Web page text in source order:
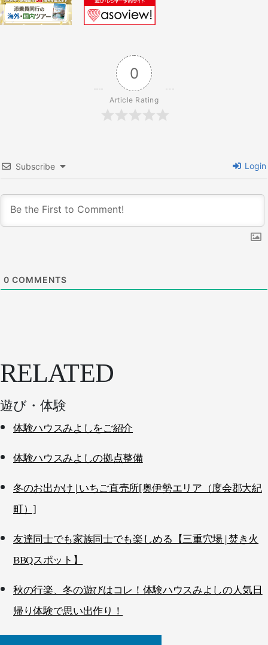
シ
0
Article Rating
Subscribe Login
0 COMMENTS
RELATED
遊び・体験
体験ハウスみよしをご紹介
体験ハウスみよしの拠点整備
冬のお出かけ | いちご直売所[奥伊勢エリア（度会郡大紀
町）]
友達同士でも家族同士でも楽しめる【三重穴場 | 焚き火
BBQスポット】
秋の行楽、冬の遊びはコレ！体験ハウスみよしの人気日
帰り体験で思い出作り！